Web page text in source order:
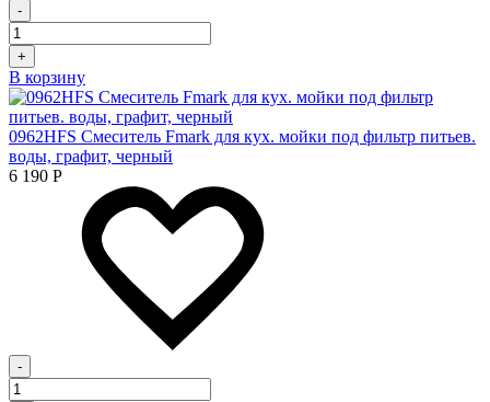
-
+
В корзину
0962HFS Смеситель Fmark для кух. мойки под фильтр питьев.
воды, графит, черный
6 190 Р
-